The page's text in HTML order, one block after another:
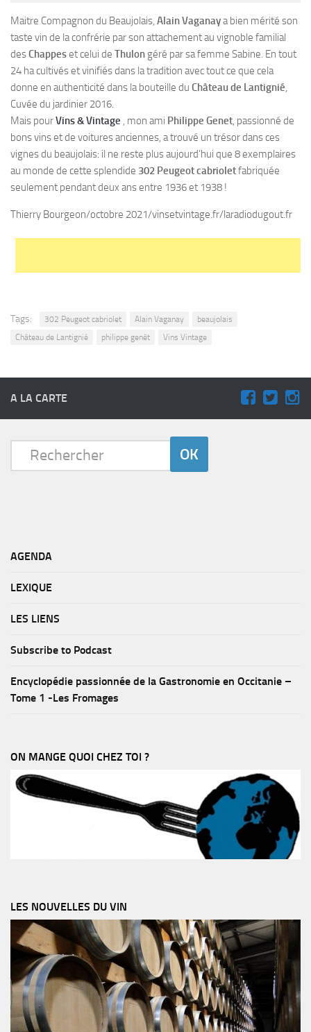
Maitre Compagnon du Beaujolais, Alain Vaganaya bien mérité son
taste vin de la confrérie par son attachement au vignoble familial
desChappeset celui de Thulon géré par sa femme Sabine. En tout
24 ha cultivés et vinifiés dans la tradition avec tout ce que cela
donne en authenticité dans la bouteille du Château de Lantignié,
Cuvée du jardinier 2016.
Mais pourVins & Vintage , mon ami Philippe Genet, passionné de
bons vins et de voitures anciennes, a trouvé un trésor dans ces
vignes du beaujolais: il ne reste plus aujourd’hui que 8 exemplaires
au monde de cette splendide 302 Peugeot cabrioletfabriquée
seulement pendant deux ans entre 1936 et 1938 !
Thierry Bourgeon/octobre 2021/vinsetvintage.fr/laradiodugout.fr
Tags: 302 Peugeot cabriolet Alain Vaganay
beaujolais
Château de Lantignié
philippe genêt Vins Vintage
A LA CARTE
AGENDA
LEXIQUE
LES LIENS
Subscribe to Podcast
Encyclopédie passionnée de la Gastronomie en Occitanie –
Tome 1 -Les Fromages
ON MANGE QUOI CHEZ TOI ?
LES NOUVELLES DU VIN